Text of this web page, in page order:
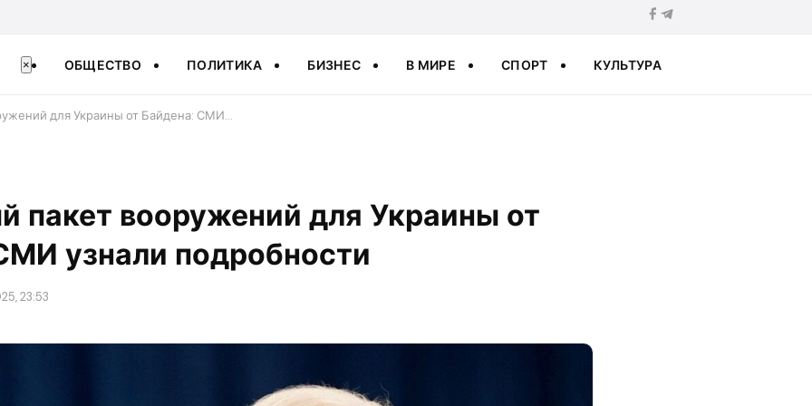
× ОБЩЕСТВО ПОЛИТИКА БИЗНЕС В МИРЕ СПОРТ КУЛЬТУРА
для Украины от Байдена: СМИ…
пакет вооружений для Украины от
узнали подробности
23:53